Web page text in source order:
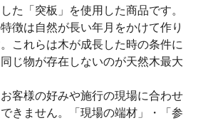
た「突板」を使用した商品です。
徴は自然が長い年月をかけて作り
これらは木が成長した時の条件に
じ物が存在しないのが天然木最大
お客様の好みや施行の現場に合わせ
きません。「現場の端材」・「参